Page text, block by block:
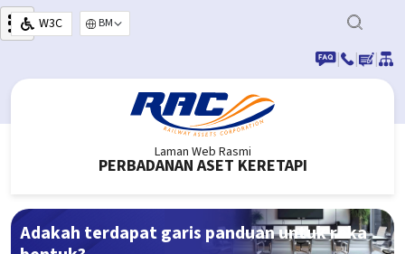
Langkau ke kandungan utama
W3C
Select your language
|
| |
Laman Web Rasmi
PERBADANAN ASET KERETAPI
Adakah terdapat garis panduan untuk reka